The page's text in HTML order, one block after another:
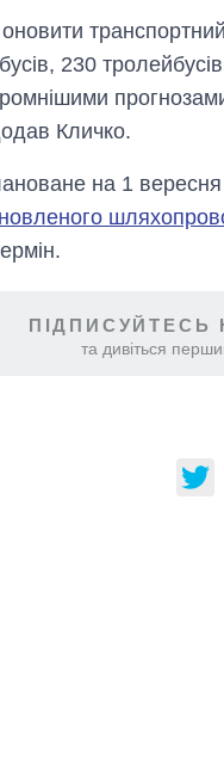
230
Кличко.
на 1
ПІДПИСУЙТЕСЬ
та дивіться